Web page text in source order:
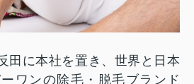
田に本社を置き、世界と日本
ワンの除毛・脱毛ブランド